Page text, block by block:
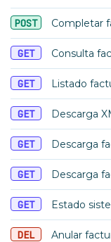
POST Completar
GET Consulta
GET Listado
GET Descarga
GET Descarga
GET Descarga
GET Estado
DEL Anular